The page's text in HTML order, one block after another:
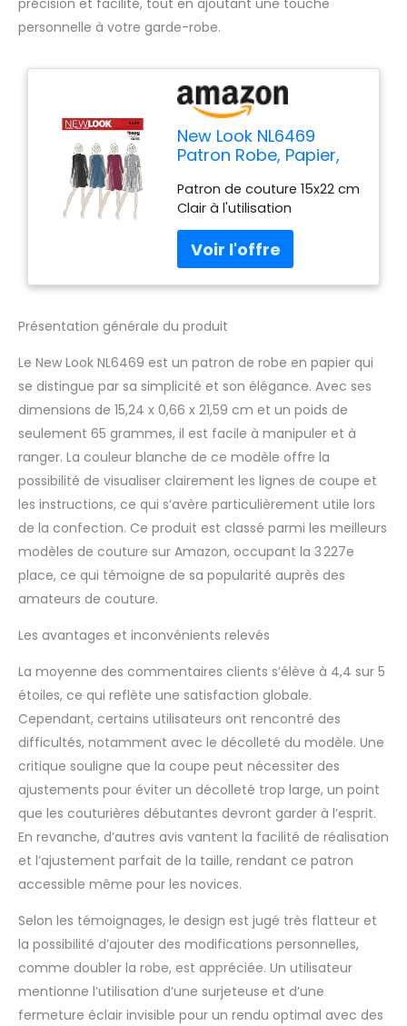
personnelle à votre garde-robe.
New Look NL6469
Patron Robe, Papier,
Patron de couture 15x22 cm
Clair à l'utilisation
Présentation générale du produit
Le New Look NL6469 est un patron de robe en papier qui
se distingue par sa simplicité et son élégance. Avec ses
dimensions de 15,24 x 0,66 x 21,59 cm et un poids de
seulement 65 grammes, il est facile à manipuler et à
ranger. La couleur blanche de ce modèle offre la
possibilité de visualiser clairement les lignes de coupe et
les instructions, ce qui s’avère particulièrement utile lors
de la confection. Ce produit est classé parmi les meilleurs
modèles de couture sur Amazon, occupant la 3 227e
place, ce qui témoigne de sa popularité auprès des
amateurs de couture.
Les avantages et inconvénients relevés
La moyenne des commentaires clients s’élève à 4,4 sur 5
étoiles, ce qui reflète une satisfaction globale.
Cependant, certains utilisateurs ont rencontré des
difficultés, notamment avec le décolleté du modèle. Une
critique souligne que la coupe peut nécessiter des
ajustements pour éviter un décolleté trop large, un point
que les couturières débutantes devront garder à l’esprit.
En revanche, d’autres avis vantent la facilité de réalisation
et l’ajustement parfait de la taille, rendant ce patron
accessible même pour les novices.
Selon les témoignages, le design est jugé très flatteur et
la possibilité d’ajouter des modifications personnelles,
comme doubler la robe, est appréciée. Un utilisateur
mentionne l’utilisation d’une surjeteuse et d’une
fermeture éclair invisible pour un rendu optimal avec des